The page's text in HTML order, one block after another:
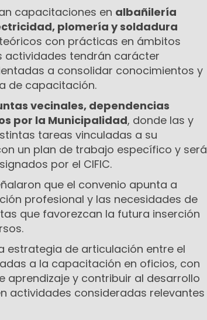
capacitaciones en albañilería
plomería y soldadura
con prácticas en ámbitos
actividades tendrán carácter
a consolidar conocimientos y
de capacitación.
vecinales, dependencias
por la Municipalidad, donde las y
tareas vinculadas a su
un plan de trabajo específico y será
por el CIFIC.
que el convenio apunta a
profesional y las necesidades de
que favorezcan la futura inserción
estrategia de articulación entre el
a la capacitación en oficios, con
aprendizaje y contribuir al desarrollo
actividades consideradas relevantes